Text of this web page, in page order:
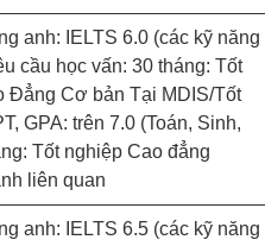
anh: IELTS 6.0 (các kỹ năng
cầu học vấn: 30 tháng: Tốt
Đẳng Cơ bản Tại MDIS/Tốt
GPA: trên 7.0 (Toán, Sinh,
Tốt nghiệp Cao đẳng
liên quan
anh: IELTS 6.5 (các kỹ năng